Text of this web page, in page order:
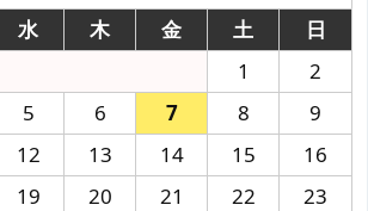
水 木 金 土
日
1
2
5 6 7 8
9
12 13 14 15
16
19 20 21 22
23